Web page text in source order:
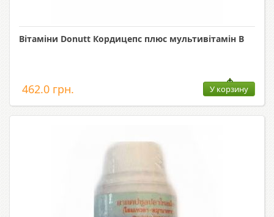
Вітаміни Donutt Кордицепс плюс мультивітамін B
462.0 грн. У корзину